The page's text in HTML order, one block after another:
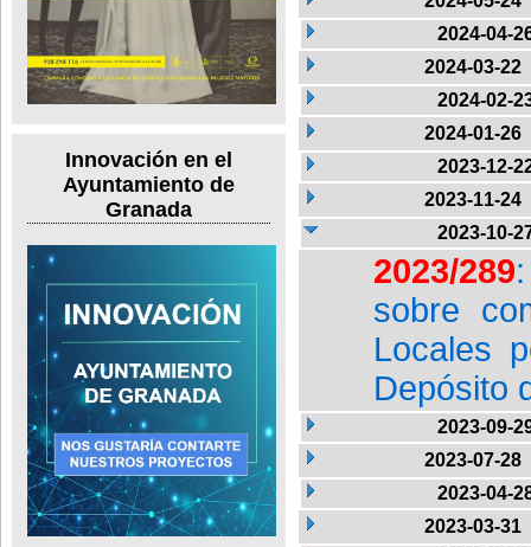
Innovación en el
Ayuntamiento de
Granada
2024-04-
2024-03-22
2024-02-
2024-01-26
2023-12-
2023-11-24
2023-10-
2023/289
sobre
Locales
Depósito
2023-09-
2023-07-28
2023-04-
2023-03-31